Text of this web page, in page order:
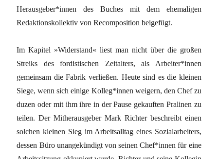
Herausgeber*innen des Buches mit dem ehemaligen
Redaktionskollektiv von Recomposition beigefügt.
Im Kapitel »Widerstand« liest man nicht über die großen
Streiks des fordistischen Zeitalters, als Arbeiter*innen
gemeinsam die Fabrik verließen. Heute sind es die kleinen
Siege, wenn sich einige Kolleg*innen weigern, den Chef zu
duzen oder mit ihm ihre in der Pause gekauften Pralinen zu
teilen. Der Mitherausgeber Mark Richter beschreibt einen
solchen kleinen Sieg im Arbeitsalltag eines Sozialarbeiters,
dessen Büro unangekündigt von seinen Chef*innen für eine